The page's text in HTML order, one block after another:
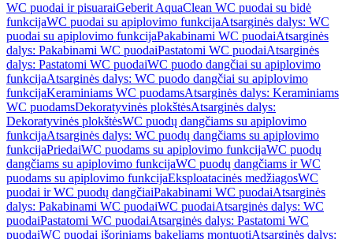
WC puodai ir pisuaraiGeberit AquaClean WC puodai su bidė
funkcijaWC puodai su apiplovimo funkcijaAtsarginės dalys: WC
puodai su apiplovimo funkcijaPakabinami WC puodaiAtsarginės
dalys: Pakabinami WC puodaiPastatomi WC puodaiAtsarginės
dalys: Pastatomi WC puodaiWC puodo dangčiai su apiplovimo
funkcijaAtsarginės dalys: WC puodo dangčiai su apiplovimo
funkcijaKeraminiams WC puodamsAtsarginės dalys: Keraminiams
WC puodamsDekoratyvinės plokštėsAtsarginės dalys:
Dekoratyvinės plokštėsWC puodų dangčiams su apiplovimo
funkcijaAtsarginės dalys: WC puodų dangčiams su apiplovimo
funkcijaPriedaiWC puodams su apiplovimo funkcijaWC puodų
dangčiams su apiplovimo funkcijaWC puodų dangčiams ir WC
puodams su apiplovimo funkcijaEksploatacinės medžiagosWC
puodai ir WC puodų dangčiaiPakabinami WC puodaiAtsarginės
dalys: Pakabinami WC puodaiWC puodaiAtsarginės dalys: WC
puodaiPastatomi WC puodaiAtsarginės dalys: Pastatomi WC
puodaiWC puodai išoriniams bakeliams montuotiAtsarginės dalys: